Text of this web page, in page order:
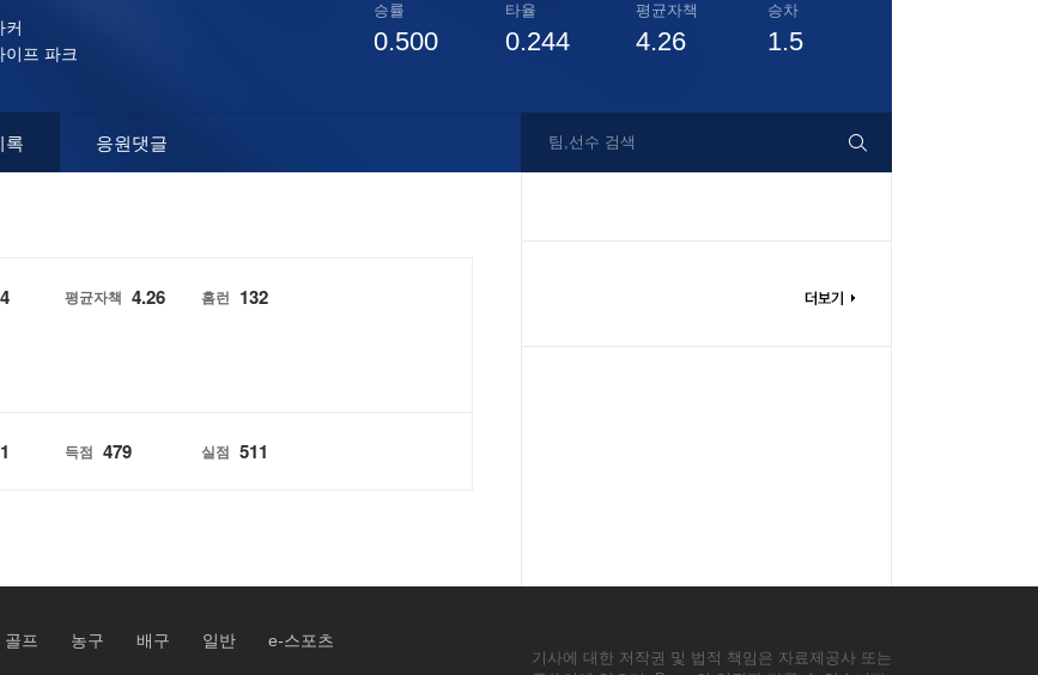
커
이프 파크
승률
0.500
타율
0.244
평균자책
4.26
승차
1.5
팀,선수 검색
록 응원댓글
평균자책 4.26 홈런 132
득점 479 실점 511
골프 농구 배구 일반 e-스포츠
기사에 대한 저작권 및 법적 책임은 자료제공사 또는